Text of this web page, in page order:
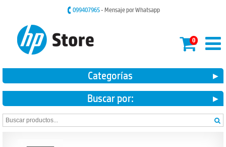
099407965- Mensaje por Whatsapp
0
Categorías
Buscar por: